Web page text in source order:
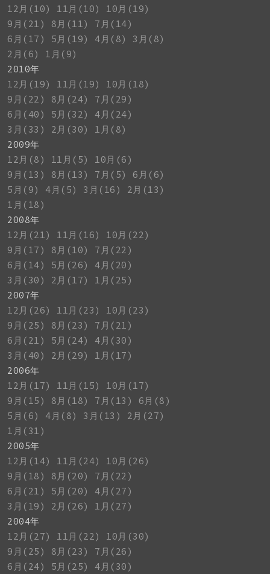
12月(10)
11月(10)
10月(19)
9月(21)
8月(11)
7月(14)
6月(17)
5月(19) 4月(8)
3月(8)
2月(6)
1月(9)
2010年
12月(19)
11月(19)
10月(18)
9月(22)
8月(24)
7月(29)
6月(40)
5月(32)
4月(24)
3月(33)
2月(30)
1月(8)
2009年
12月(8)
11月(5)
10月(6)
9月(13)
8月(13) 7月(5)
6月(6)
5月(9)
4月(5) 3月(16)
2月(13)
1月(18)
2008年
12月(21)
11月(16)
10月(22)
9月(17)
8月(10)
7月(22)
6月(14)
5月(26)
4月(20)
3月(30)
2月(17)
1月(25)
2007年
12月(26)
11月(23)
10月(23)
9月(25)
8月(23)
7月(21)
6月(21)
5月(24)
4月(30)
3月(40)
2月(29)
1月(17)
2006年
12月(17)
11月(15)
10月(17)
9月(15)
8月(18) 7月(13)
6月(8)
5月(6)
4月(8) 3月(13)
2月(27)
1月(31)
2005年
12月(14)
11月(24)
10月(26)
9月(18)
8月(20)
7月(22)
6月(21)
5月(20)
4月(27)
3月(19)
2月(26)
1月(27)
2004年
12月(27)
11月(22)
10月(30)
9月(25)
8月(23)
7月(26)
6月(24)
5月(25) 4月(30)